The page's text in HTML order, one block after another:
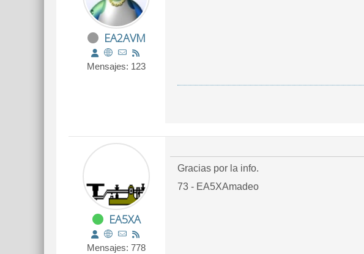
EA2AVM
Mensajes: 123
EA5XA
Mensajes: 778
Gracias por la info.
73 - EA5XAmadeo